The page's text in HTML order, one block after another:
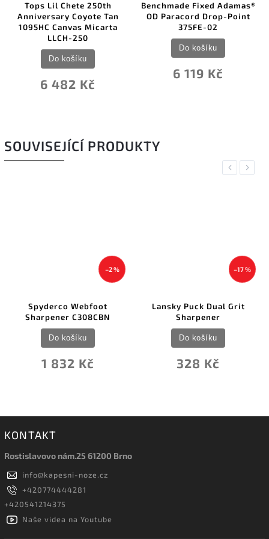
Tops Lil Chete 250th
Anniversary Coyote Tan
1095HC Canvas Micarta
LLCH-250
6 482 Kč
Do košíku
Benchmade Fixed Adamas®
OD Paracord Drop-Point
375FE-02
6 119 Kč
Do košíku
SOUVISEJÍCÍ PRODUKTY
Previous
–2 %
Spyderco Webfoot
Sharpener C308CBN
1 832 Kč
Do košíku
–17 %
Lansky Puck Dual Grit
Sharpener
328 Kč
Do košíku
Next
KONTAKT
Rostislavovo nám.25 61200 Brno
info@kapesni-noze.cz
+420774444281
+420541214375
Naše videa na Youtube